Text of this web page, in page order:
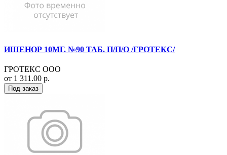
ИШЕНОР 10МГ. №90 ТАБ. П/П/О /ГРОТЕКС/
ГРОТЕКС ООО
от 1 311.00 р.
Под заказ